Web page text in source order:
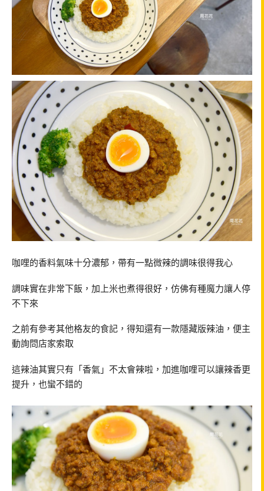
咖哩的香料氣味十分濃郁，帶有一點微辣的調味很得我心
調味實在非常下飯，加上米也煮得很好，仿佛有種魔力讓人停
不下來
之前有參考其他格友的食記，得知還有一款隱藏版辣油，便主
動詢問店家索取
這辣油其實只有「香氣」不太會辣啦，加進咖哩可以讓辣香更
提升，也蠻不錯的